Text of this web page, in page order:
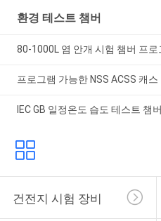
환경 테스트 챔버
80-1000L 염 안개 시험 챔버 프
프로그램 가능한 NSS ACSS 캐
IEC GB 일정온도 습도 테스트 챔
건전지 시험 장비